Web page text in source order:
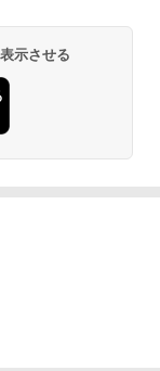
示させる